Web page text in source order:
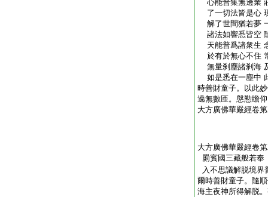
心能普集無邊業
了一切法皆是心
解了世間猶若夢
諸法如響悉皆空
天能普爲諸衆生
於有於無心不住
無量刹塵諸刹海
如是悉在一塵中
時善財童子。以此
遶無數匝。慇懃瞻
大方廣佛華嚴經卷
大方廣佛華嚴經卷
罽賓國三藏般若
入不思議解脱境界
爾時善財童子。隨
海主夜神所得解脱